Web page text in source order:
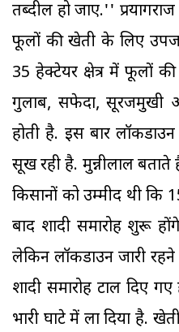
तब्दील हो जाए.''
फूलों की खेती के लिए
35 हेक्टेयर क्षेत्र में फूलों
गुलाब, सफेदा, सूरजमुखी
होती है. इस बार
सूख रही है. मुन्नीलाल बताते
किसानों को उम्मीद थी
बाद शादी समारोह शुरू
लेकिन लॉकडाउन जारी
शादी समारोह टाल दिए
भारी घाटे में ला दिया है.